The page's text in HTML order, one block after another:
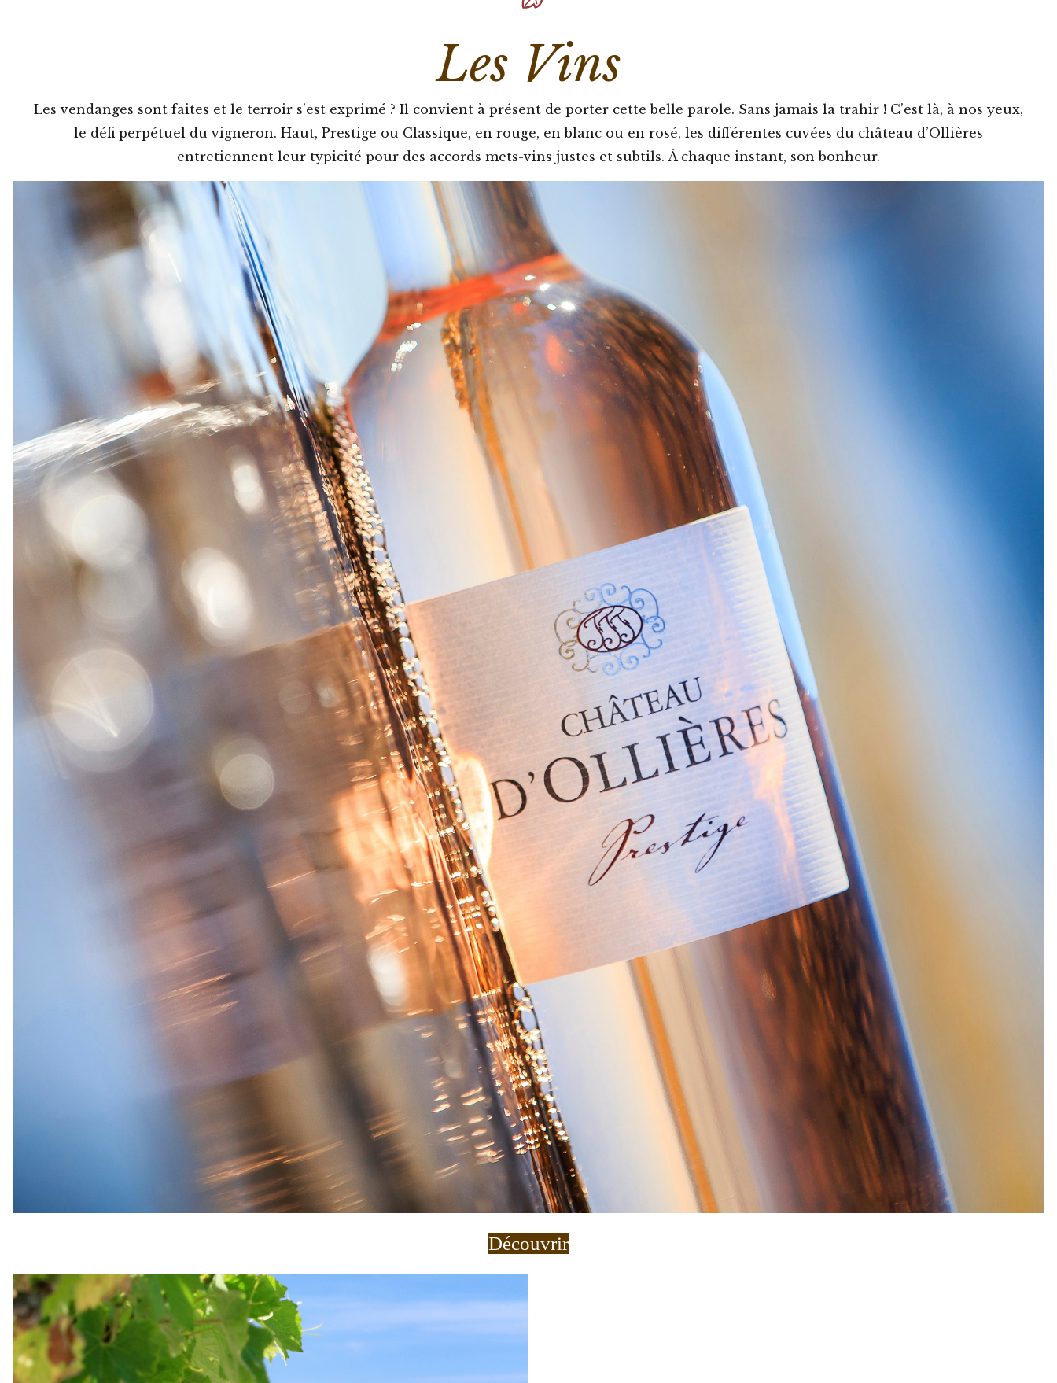
Les Vins
Les vendanges sont faites et le terroir s’est exprimé ? Il convient à présent de porter cette belle parole. Sans jamais la trahir ! C’est là, à nos yeux,
le défi perpétuel du vigneron. Haut, Prestige ou Classique, en rouge, en blanc ou en rosé, les différentes cuvées du château d’Ollières
entretiennent leur typicité pour des accords mets-vins justes et subtils. À chaque instant, son bonheur.
Découvrir